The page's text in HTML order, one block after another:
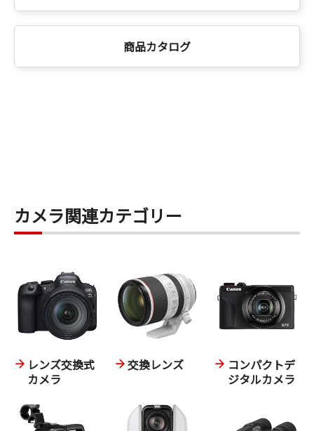
商品カタログ
カメラ関連カテゴリー
レンズ交換式
カメラ
交換レンズ
コンパクトデ
ジタルカメラ